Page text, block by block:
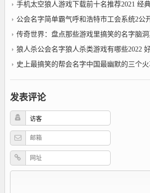
手机太空狼人游戏下载前十名推荐2021 经典狼人杀游戏
公会名字简单霸气呼和浩特市工会系统2公开招聘
传奇世界：盘点那些游戏里搞笑的名字脑洞真大-史
狼人杀公会名字狼人杀类游戏有哪些2022 好玩
史上最搞笑的帮会名字中国最幽默的三个火车站：名字让人捧
发表评论